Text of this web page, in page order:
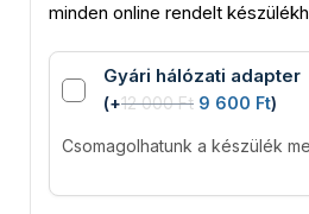
minden online rendelt
Gyári hálózati adapter
(+12 000Ft 9 600 Ft)
Csomagolhatunk a készülék